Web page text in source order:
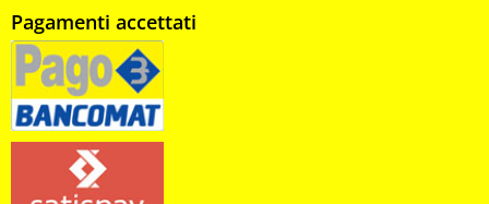
Pagamenti accettati